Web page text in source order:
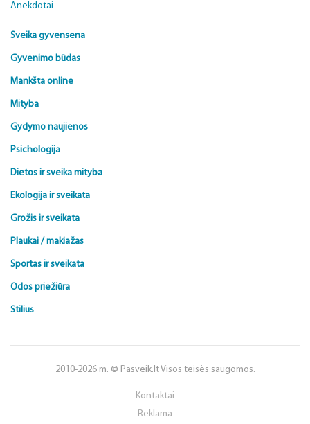
Anekdotai
Sveika gyvensena
Gyvenimo būdas
Mankšta online
Mityba
Gydymo naujienos
Psichologija
Dietos ir sveika mityba
Ekologija ir sveikata
Grožis ir sveikata
Plaukai / makiažas
Sportas ir sveikata
Odos priežiūra
Stilius
2010-2026 m. © Pasveik.lt Visos teisės saugomos.
Kontaktai
Reklama